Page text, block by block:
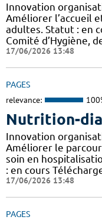
Innovation
Améliorer l’accueil
adultes. Statut : en
Comité d’Hygiène,
17/06/2026 13:48
PAGES
relevance:
Nutrition-
Innovation
Améliorer le
soin en
: en cours
17/06/2026 13:48
PAGES